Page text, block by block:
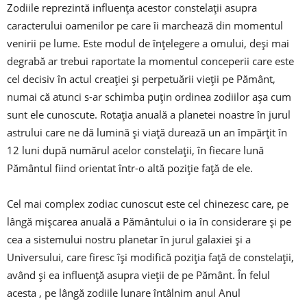
Zodiile reprezintă influența acestor constelații asupra
caracterului oamenilor pe care îi marchează din momentul
venirii pe lume. Este modul de înțelegere a omului, deși mai
degrabă ar trebui raportate la momentul conceperii care este
cel decisiv în actul creației și perpetuării vieții pe Pământ,
numai că atunci s-ar schimba puțin ordinea zodiilor așa cum
sunt ele cunoscute. Rotația anuală a planetei noastre în jurul
astrului care ne dă lumină și viață durează un an împărțit în
12 luni după numărul acelor constelații, în fiecare lună
Pământul fiind orientat într-o altă poziție față de ele.
Cel mai complex zodiac cunoscut este cel chinezesc care, pe
lângă mișcarea anuală a Pământului o ia în considerare și pe
cea a sistemului nostru planetar în jurul galaxiei și a
Universului, care firesc își modifică poziția față de constelații,
având și ea influență asupra vieții de pe Pământ. În felul
acesta , pe lângă zodiile lunare întâlnim anul Anul